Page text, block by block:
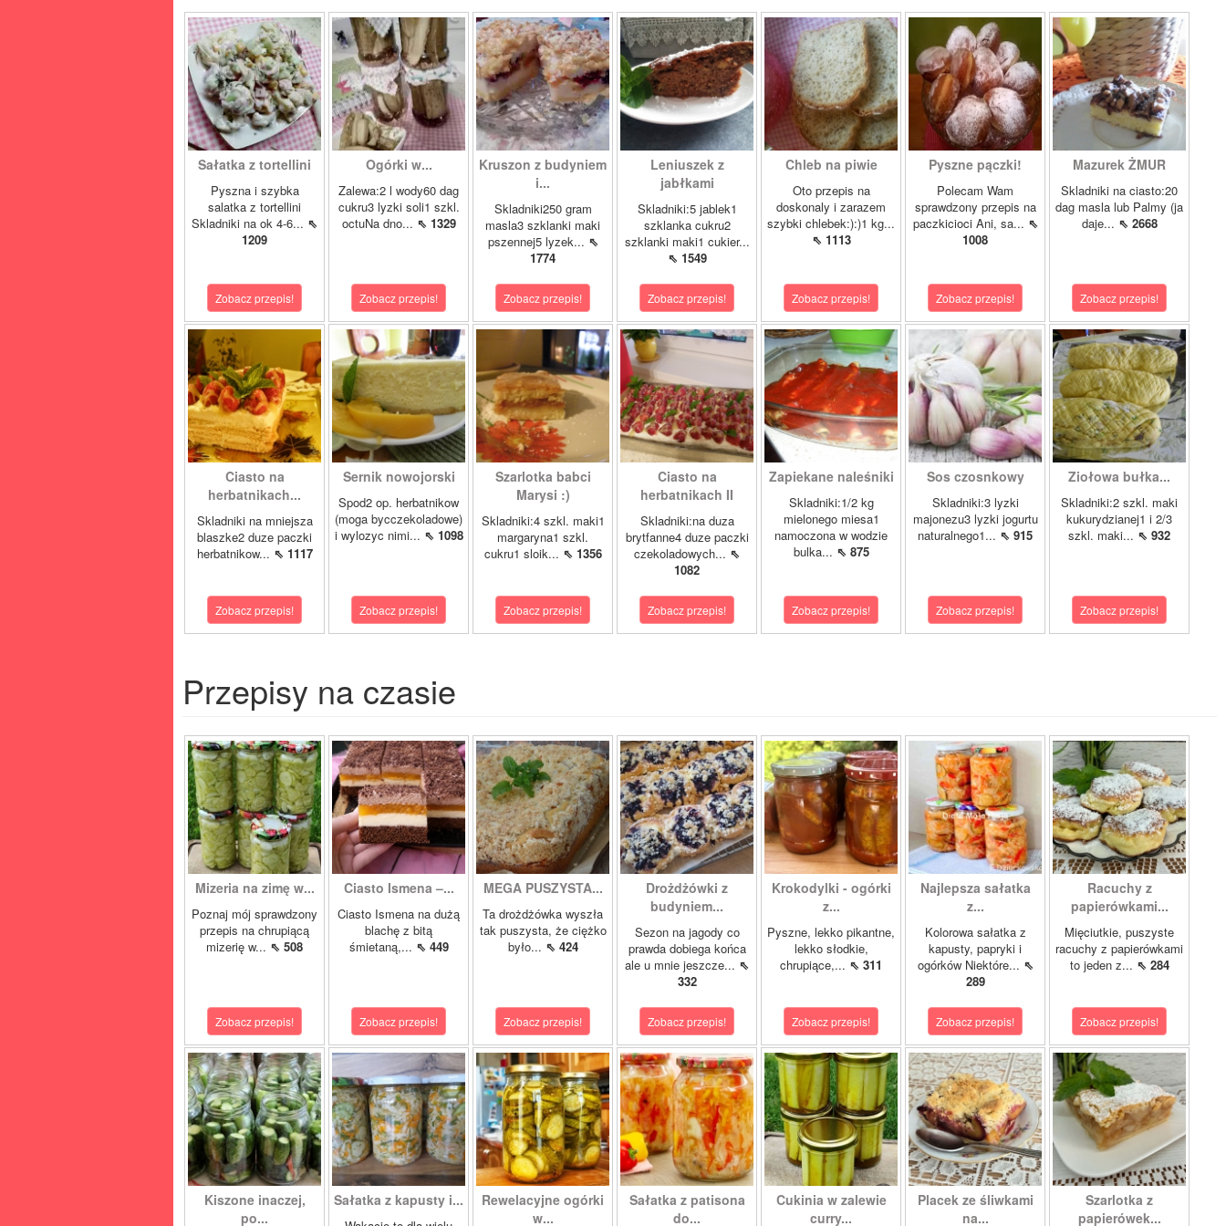
Sałatka z tortellini
Pyszna i szybka
salatka z tortellini
Skladniki na ok 4-6... ⇖
1209
Zobacz przepis!
Ogórki w...
Zalewa:2 l wody60 dag
cukru3 lyzki soli1 szkl.
octuNa dno... ⇖ 1329
Zobacz przepis!
Kruszon z budyniem
i...
Skladniki250 gram
masla3 szklanki maki
pszennej5 lyzek... ⇖
1774
Zobacz przepis!
Leniuszek z
jabłkami
Skladniki:5 jablek1
szklanka cukru2
szklanki maki1 cukier...
⇖ 1549
Zobacz przepis!
Chleb na piwie
Oto przepis na
doskonaly i zarazem
szybki chlebek:):)1 kg...
⇖ 1113
Zobacz przepis!
Pyszne pączki!
Polecam Wam
sprawdzony przepis na
paczkicioci Ani, sa... ⇖
1008
Zobacz przepis!
Mazurek ŻMUR
Skladniki na ciasto:20
dag masla lub Palmy (ja
daje... ⇖ 2668
Zobacz przepis!
Ciasto na
herbatnikach...
Skladniki na mniejsza
blaszke2 duze paczki
herbatnikow... ⇖ 1117
Zobacz przepis!
Sernik nowojorski
Spod2 op. herbatnikow
(moga bycczekoladowe)
i wylozyc nimi... ⇖ 1098
Zobacz przepis!
Szarlotka babci
Marysi :)
Skladniki:4 szkl. maki1
margaryna1 szkl.
cukru1 sloik... ⇖ 1356
Zobacz przepis!
Ciasto na
herbatnikach II
Skladniki:na duza
brytfanne4 duze paczki
czekoladowych... ⇖
1082
Zobacz przepis!
Zapiekane naleśniki
Skladniki:1/2 kg
mielonego miesa1
namoczona w wodzie
bulka... ⇖ 875
Zobacz przepis!
Sos czosnkowy
Skladniki:3 lyzki
majonezu3 lyzki jogurtu
naturalnego1... ⇖ 915
Zobacz przepis!
Ziołowa bułka...
Skladniki:2 szkl. maki
kukurydzianej1 i 2/3
szkl. maki... ⇖ 932
Zobacz przepis!
Przepisy na czasie
Mizeria na zimę w...
Poznaj mój sprawdzony
przepis na chrupiącą
mizerię w... ⇖ 508
Zobacz przepis!
Ciasto Ismena –...
Ciasto Ismena na dużą
blachę z bitą
śmietaną,... ⇖ 449
Zobacz przepis!
MEGA PUSZYSTA...
Ta drożdżówka wyszła
tak puszysta, że ciężko
było... ⇖ 424
Zobacz przepis!
Drożdżówki z
budyniem...
Sezon na jagody co
prawda dobiega końca
ale u mnie jeszcze... ⇖
332
Zobacz przepis!
Krokodylki - ogórki
z...
Pyszne, lekko pikantne,
lekko słodkie,
chrupiące,... ⇖ 311
Zobacz przepis!
Najlepsza sałatka
z...
Kolorowa sałatka z
kapusty, papryki i
ogórków Niektóre... ⇖
289
Zobacz przepis!
Racuchy z
papierówkami...
Mięciutkie, puszyste
racuchy z papierówkami
to jeden z... ⇖ 284
Zobacz przepis!
Kiszone inaczej,
po...
Sałatka z kapusty i...
Rewelacyjne ogórki
w...
Sałatka z patisona
do...
Cukinia w zalewie
curry...
Placek ze śliwkami
na...
Szarlotka z
papierówek...